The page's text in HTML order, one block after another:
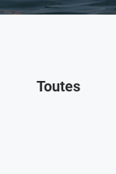
Toutes